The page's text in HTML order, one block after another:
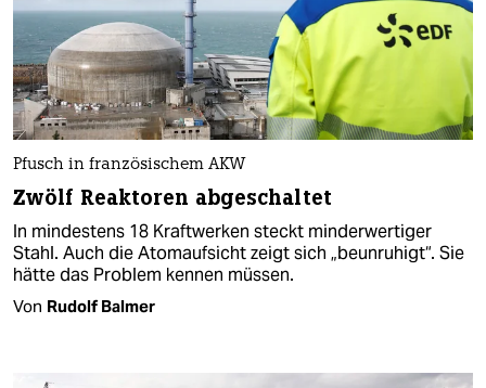
Pfusch in französischem AKW
Zwölf Reaktoren abgeschaltet
In mindestens 18 Kraftwerken steckt minderwertiger
Stahl. Auch die Atomaufsicht zeigt sich „beunruhigt“. Sie
hätte das Problem kennen müssen.
Von Rudolf Balmer